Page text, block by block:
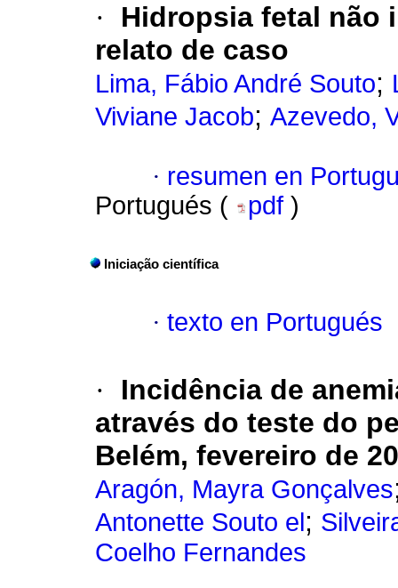
·
Hidropsia fetal não
relato de caso
Lima, Fábio André Souto;
Viviane Jacob; Azevedo,
· resumen en
Portugués (
pdf )
Iniciação científica
· texto en Portugués
·
Incidência de
através do teste do
Belém, fevereiro de
Aragón, Mayra Gonçalves
Antonette Souto el ;
Coelho Fernandes